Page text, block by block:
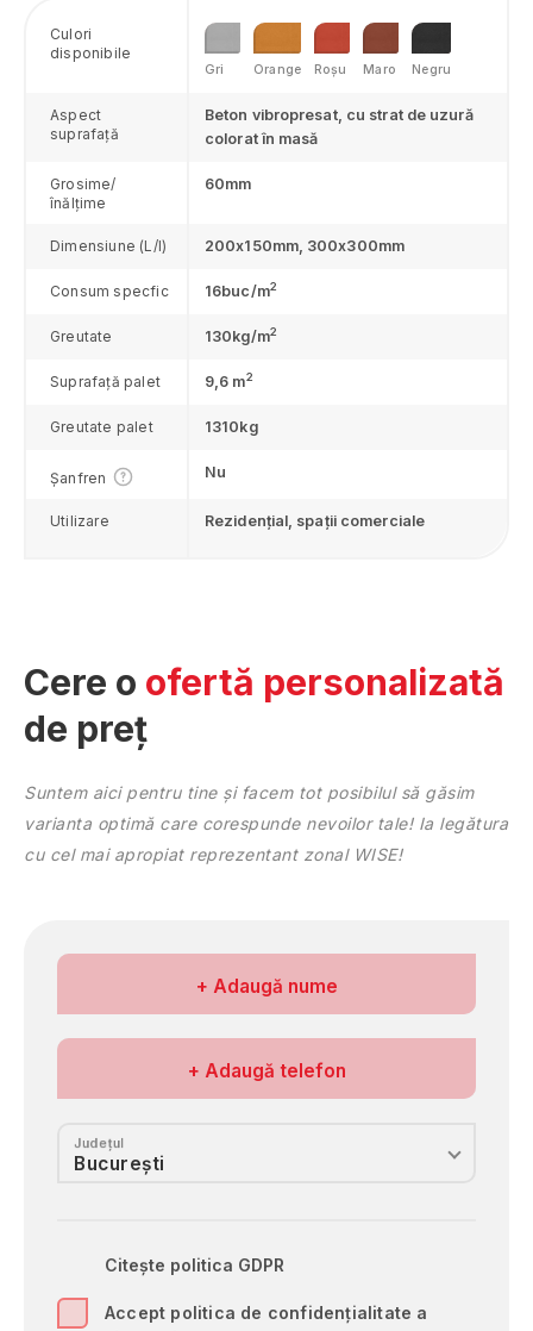
Culori
disponibile
Gri Orange Roșu Maro Negru
Aspect
suprafață
Beton vibropresat, cu strat de uzură
colorat în masă
Grosime/
înălțime
60mm
Dimensiune (L/l) 200x150mm, 300x300mm
Consum specfic 16buc/m2
Greutate 130kg/m2
Suprafață palet 9,6 m2
Greutate palet 1310kg
Șanfren Nu
Utilizare Rezidențial, spații comerciale
Cere o ofertă personalizată
de preț
Suntem aici pentru tine și facem tot posibilul să găsim
varianta optimă care corespunde nevoilor tale! Ia legătura
cu cel mai apropiat reprezentant zonal WISE!
+ Adaugă nume
Nr. de telefon+ Adaugă telefon
Județul
Ialomiţa
Maramureş
Suceava
Teleorman
Timiş
Vâlcea
Vaslui
Vrancea
Accept politica de confidențialitate a
Citește politica GDPR